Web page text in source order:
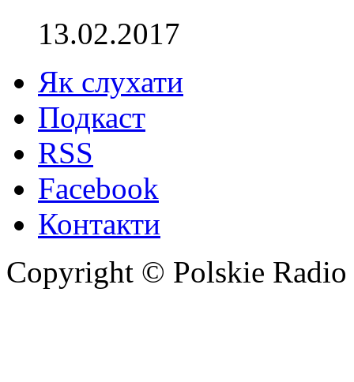
13.02.2017
Як слухати
Подкаст
RSS
Facebook
Контакти
Copyright © Polskie